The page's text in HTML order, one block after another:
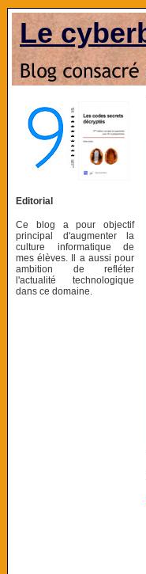
Le
Editorial
Ce blog a pour objectif
principal d'augmenter la
culture informatique de
mes élèves. Il a aussi pour
ambition de refléter
l'actualité technologique
dans ce domaine.